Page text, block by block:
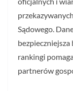
Sądowego.
bezpieczniejsza
rankingi
partnerów